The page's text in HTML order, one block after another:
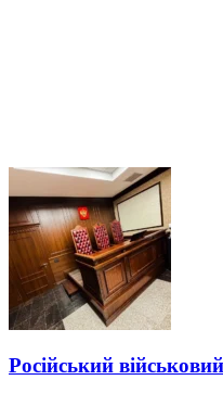
Російський